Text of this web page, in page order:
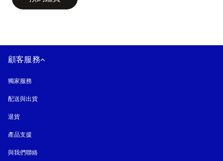
顧客服務
獨家服務
配送與出貨
退貨
產品支援
與我們聯絡